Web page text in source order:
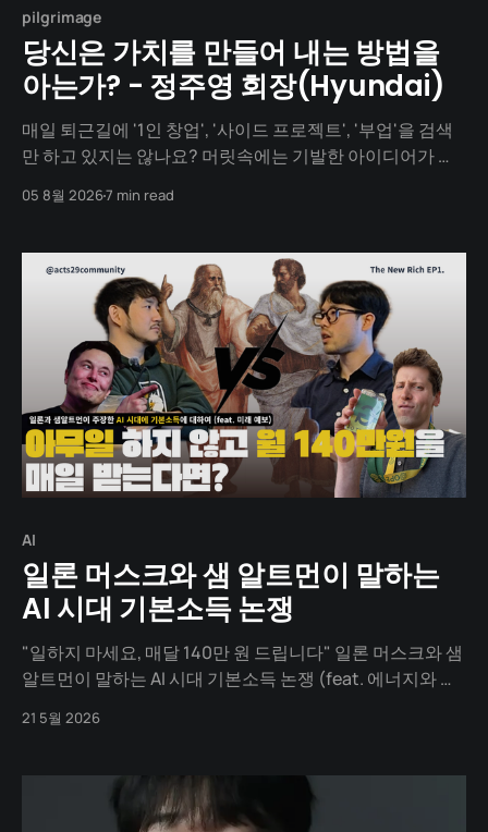
pilgrimage
당신은 가치를 만들어 내는 방법을
아는가? - 정주영 회장(Hyundai)
매일 퇴근길에 '1인 창업', '사이드 프로젝트', '부업'을 검색
만 하고 있지는 않나요? 머릿속에는 기발한 아이디어가 넘
없지 않나요? "아직 기획이 덜 돼서", "개발을 할 줄 몰라서",
05 8월 20267 min read
AI
일론 머스크와 샘 알트먼이 말하는
AI 시대 기본소득 논쟁
"일하지 마세요, 매달 140만 원 드립니다" 일론 머스크와 샘
알트먼이 말하는 AI 시대 기본소득 논쟁 (feat. 에너지와 부
21 5월 2026